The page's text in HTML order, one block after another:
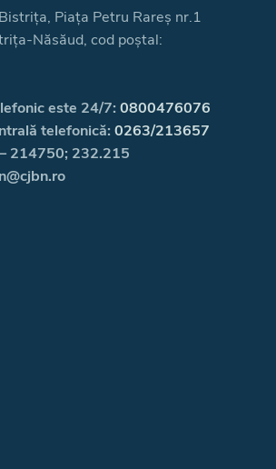
Piața Petru Rareș nr.1
Năsăud, cod poștal:
este 24/7: 0800476076
telefonică: 0263/213657
214750; 232.215